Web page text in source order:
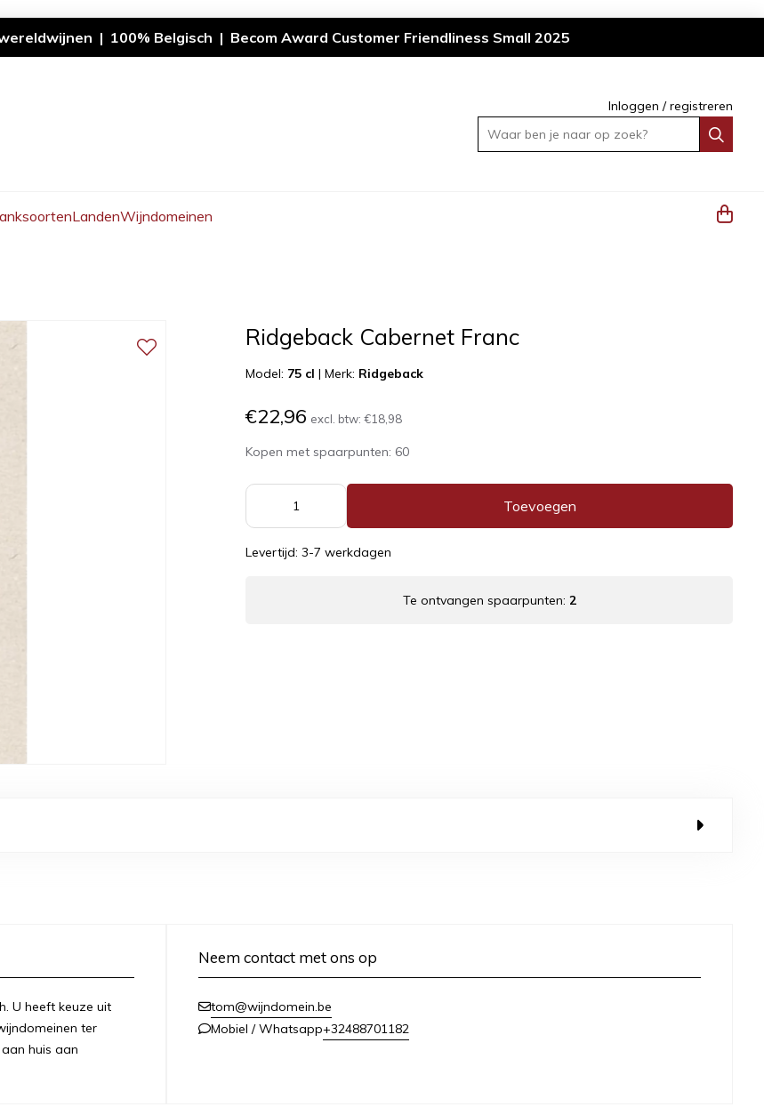
| 100% Belgisch | Becom Award Customer Friendliness Small 2025
Inloggen /registreren
Waar ben je naar op zoek?
LandenWijndomeinen
Ridgeback Cabernet Franc
Model: 75 cl |Merk: Ridgeback
€22,96 excl. btw:€18,98
Kopen met spaarpunten: 60
Toevoegen
Levertijd: 3-7 werkdagen
Te ontvangen spaarpunten: 2
U heeft keuze uit
ter
huis aan
Neem contact met ons op
tom@wijndomein.be
Mobiel / Whatsapp+32488701182